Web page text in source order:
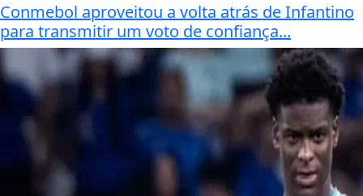
Conmebol aproveitou a volta atrás de Infantino
para transmitir um voto de confiança...